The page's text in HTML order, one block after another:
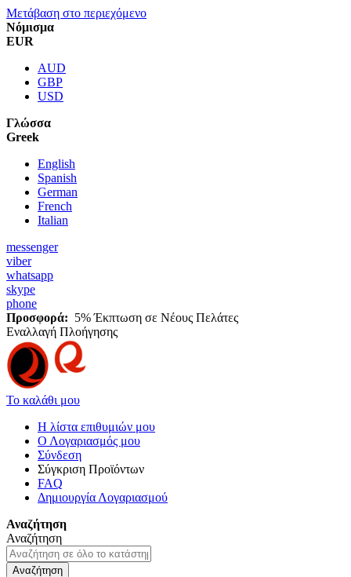
Μετάβαση στο περιεχόμενο
Νόμισμα
EUR
AUD
GBP
USD
Γλώσσα
Greek
English
Spanish
German
French
Italian
messenger
viber
whatsapp
skype
phone
Προσφορά: 5% Έκπτωση σε Νέους Πελάτες
Εναλλαγή Πλοήγησης
Το καλάθι μου
Η λίστα επιθυμιών μου
Ο Λογαριασμός μου
Σύνδεση
Σύγκριση Προϊόντων
FAQ
Δημιουργία Λογαριασμού
Αναζήτηση
Αναζήτηση
Αναζήτηση